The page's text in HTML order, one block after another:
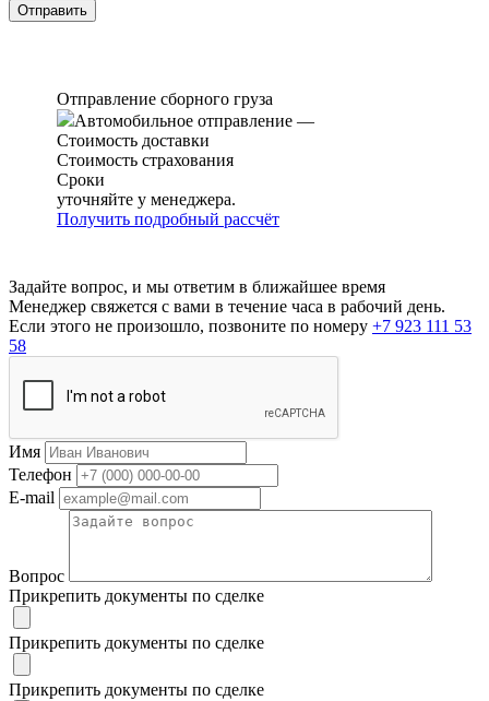
Отправление сборного груза
Автомобильное отправление —
Стоимость доставки
Стоимость страхования
Сроки
уточняйте у менеджера.
Получить подробный рассчёт
Задайте вопрос, и мы ответим в ближайшее время
Менеджер свяжется с вами в течение часа в рабочий день.
Если этого не произошло, позвоните по номеру +7 923 111 53
58
Имя
Телефон
E-mail
Вопрос
Прикрепить документы по сделке
Прикрепить документы по сделке
Прикрепить документы по сделке